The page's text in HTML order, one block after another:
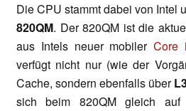
Die CPU stammt dabei von Intel
820QM. Der 820QM ist die
aus Intels neuer mobiler Core
verfügt nicht nur (wie der
Cache, sondern ebenfalls über
sich beim 820QM gleich auf